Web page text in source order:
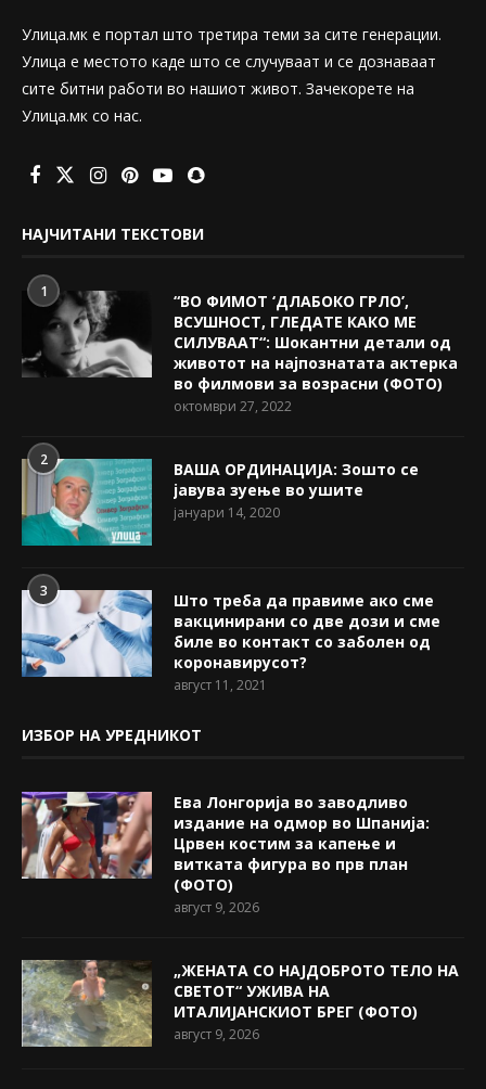
Улица.мк е портал што третира теми за сите генерации.
Улица е местото каде што се случуваат и се дознаваат
сите битни работи во нашиот живот. Зачекорете на
Улица.мк со нас.
НАЈЧИТАНИ ТЕКСТОВИ
1
“ВО ФИМОТ ‘ДЛАБОКО ГРЛО’,
ВСУШНОСТ, ГЛЕДАТЕ КАКО МЕ
СИЛУВААТ“: Шокантни детали од
животот на најпознатата актерка
во филмови за возрасни (ФОТО)
октомври 27, 2022
2
ВАША ОРДИНАЦИЈА: Зошто се
јавува зуење во ушите
јануари 14, 2020
3
Што треба да правиме ако сме
вакцинирани со две дози и сме
биле во контакт со заболен од
коронавирусот?
август 11, 2021
ИЗБОР НА УРЕДНИКОТ
Ева Лонгорија во заводливо
издание на одмор во Шпанија:
Црвен костим за капење и
витката фигура во прв план
(ФОТО)
август 9, 2026
„ЖЕНАТА СО НАЈДОБРОТО ТЕЛО НА
СВЕТОТ“ УЖИВА НА
ИТАЛИЈАНСКИОТ БРЕГ (ФОТО)
август 9, 2026